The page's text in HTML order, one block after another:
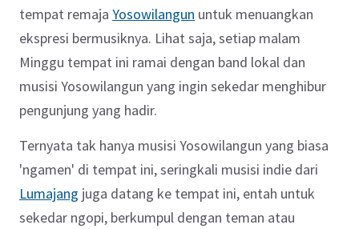
tempat remaja Yosowilangun untuk menuangkan
ekspresi bermusiknya. Lihat saja, setiap malam
Minggu tempat ini ramai dengan band lokal dan
musisi Yosowilangun yang ingin sekedar menghibur
pengunjung yang hadir.
Ternyata tak hanya musisi Yosowilangun yang biasa
'ngamen' di tempat ini, seringkali musisi indie dari
Lumajang juga datang ke tempat ini, entah untuk
sekedar ngopi, berkumpul dengan teman atau